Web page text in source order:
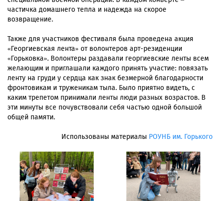
частичка домашнего тепла и надежда на скорое
возвращение.
Также для участников фестиваля была проведена акция
«Георгиевская лента» от волонтеров арт-резиденции
«Горьковка». Волонтеры раздавали георгиевские ленты всем
желающим и приглашали каждого принять участие: повязать
ленту на груди у сердца как знак безмерной благодарности
фронтовикам и труженикам тыла. Было приятно видеть, с
каким трепетом принимали ленты люди разных возрастов. В
эти минуты все почувствовали себя частью одной большой
общей памяти.
Использованы материалы РОУНБ им. Горького